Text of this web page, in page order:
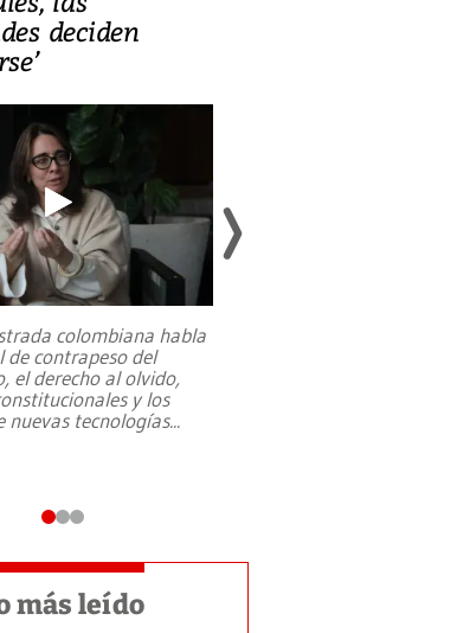
deciden
colombiana habla
de contrapeso del
el derecho al olvido,
y los
nuevas tecnologías...
más leído